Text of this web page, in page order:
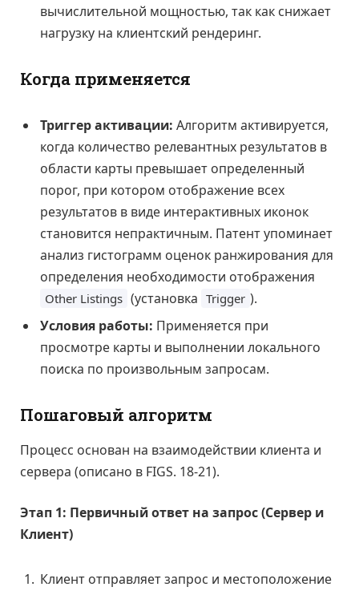
вычислительной мощностью, так как снижает
нагрузку на клиентский рендеринг.
Когда применяется
Триггер активации: Алгоритм активируется,
когда количество релевантных результатов в
области карты превышает определенный
порог, при котором отображение всех
результатов в виде интерактивных иконок
становится непрактичным. Патент упоминает
анализ гистограмм оценок ранжирования для
определения необходимости отображения
Other Listings (установка Trigger ).
Условия работы: Применяется при
просмотре карты и выполнении локального
поиска по произвольным запросам.
Пошаговый алгоритм
Процесс основан на взаимодействии клиента и
сервера (описано в FIGS. 18-21).
Этап 1: Первичный ответ на запрос (Сервер и
Клиент)
Клиент отправляет запрос и местоположение